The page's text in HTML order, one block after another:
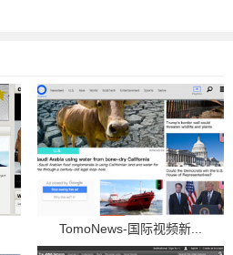
TomoNews-国际视频新...